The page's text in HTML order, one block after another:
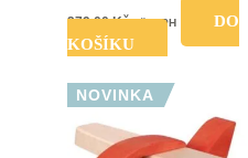
279,00Kč vč. DPH
DO
KOŠÍKU
NOVINKA